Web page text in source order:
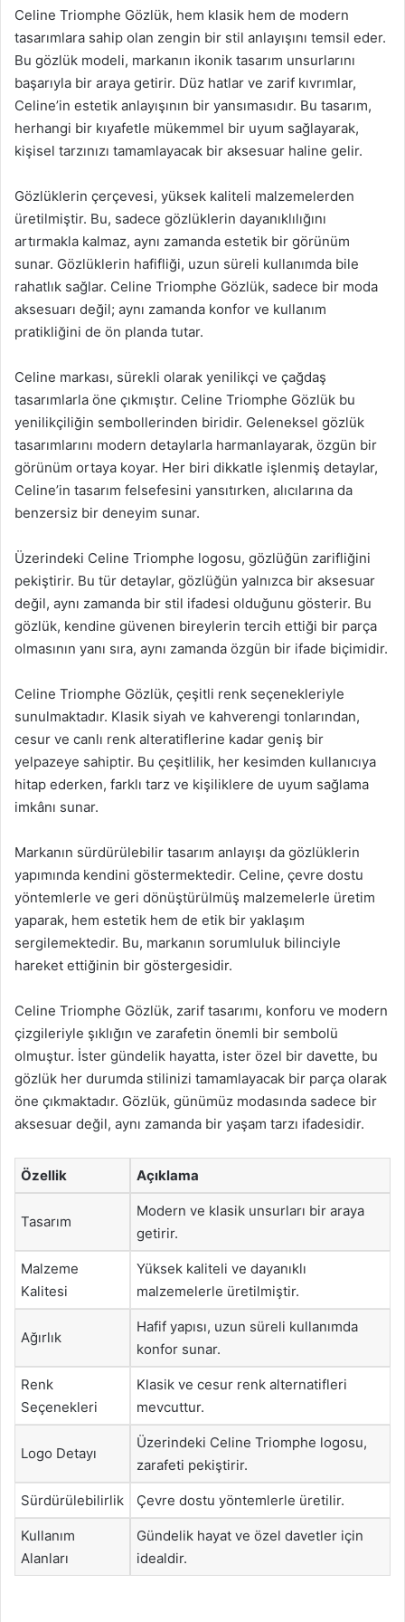
Celine Triomphe Gözlük, hem klasik hem de modern
tasarımlara sahip olan zengin bir stil anlayışını temsil eder.
Bu gözlük modeli, markanın ikonik tasarım unsurlarını
başarıyla bir araya getirir. Düz hatlar ve zarif kıvrımlar,
Celine’in estetik anlayışının bir yansımasıdır. Bu tasarım,
herhangi bir kıyafetle mükemmel bir uyum sağlayarak,
kişisel tarzınızı tamamlayacak bir aksesuar haline gelir.
Gözlüklerin çerçevesi, yüksek kaliteli malzemelerden
üretilmiştir. Bu, sadece gözlüklerin dayanıklılığını
artırmakla kalmaz, aynı zamanda estetik bir görünüm
sunar. Gözlüklerin hafifliği, uzun süreli kullanımda bile
rahatlık sağlar. Celine Triomphe Gözlük, sadece bir moda
aksesuarı değil; aynı zamanda konfor ve kullanım
pratikliğini de ön planda tutar.
Celine markası, sürekli olarak yenilikçi ve çağdaş
tasarımlarla öne çıkmıştır. Celine Triomphe Gözlük bu
yenilikçiliğin sembollerinden biridir. Geleneksel gözlük
tasarımlarını modern detaylarla harmanlayarak, özgün bir
görünüm ortaya koyar. Her biri dikkatle işlenmiş detaylar,
Celine’in tasarım felsefesini yansıtırken, alıcılarına da
benzersiz bir deneyim sunar.
Üzerindeki Celine Triomphe logosu, gözlüğün zarifliğini
pekiştirir. Bu tür detaylar, gözlüğün yalnızca bir aksesuar
değil, aynı zamanda bir stil ifadesi olduğunu gösterir. Bu
gözlük, kendine güvenen bireylerin tercih ettiği bir parça
olmasının yanı sıra, aynı zamanda özgün bir ifade biçimidir.
Celine Triomphe Gözlük, çeşitli renk seçenekleriyle
sunulmaktadır. Klasik siyah ve kahverengi tonlarından,
cesur ve canlı renk alteratiflerine kadar geniş bir
yelpazeye sahiptir. Bu çeşitlilik, her kesimden kullanıcıya
hitap ederken, farklı tarz ve kişiliklere de uyum sağlama
imkânı sunar.
Markanın sürdürülebilir tasarım anlayışı da gözlüklerin
yapımında kendini göstermektedir. Celine, çevre dostu
yöntemlerle ve geri dönüştürülmüş malzemelerle üretim
yaparak, hem estetik hem de etik bir yaklaşım
sergilemektedir. Bu, markanın sorumluluk bilinciyle
hareket ettiğinin bir göstergesidir.
Celine Triomphe Gözlük, zarif tasarımı, konforu ve modern
çizgileriyle şıklığın ve zarafetin önemli bir sembolü
olmuştur. İster gündelik hayatta, ister özel bir davette, bu
gözlük her durumda stilinizi tamamlayacak bir parça olarak
öne çıkmaktadır. Gözlük, günümüz modasında sadece bir
aksesuar değil, aynı zamanda bir yaşam tarzı ifadesidir.
Özellik Açıklama
Tasarım
Modern ve klasik unsurları bir araya
getirir.
Malzeme
Kalitesi
Yüksek kaliteli ve dayanıklı
malzemelerle üretilmiştir.
Ağırlık
Hafif yapısı, uzun süreli kullanımda
konfor sunar.
Renk
Seçenekleri
Klasik ve cesur renk alternatifleri
mevcuttur.
Logo Detayı
Üzerindeki Celine Triomphe logosu,
zarafeti pekiştirir.
Sürdürülebilirlik Çevre dostu yöntemlerle üretilir.
Kullanım
Alanları
Gündelik hayat ve özel davetler için
idealdir.